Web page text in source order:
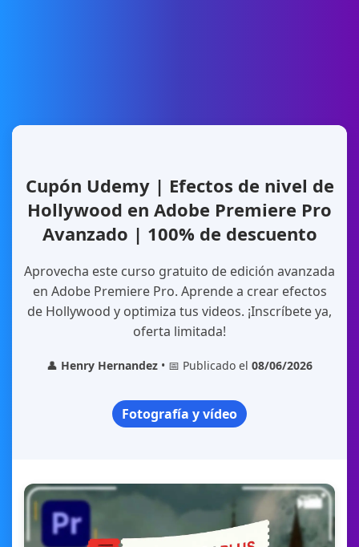
Cupón Udemy | Efectos de nivel de
Hollywood en Adobe Premiere Pro
Avanzado | 100% de descuento
Aprovecha este curso gratuito de edición avanzada
en Adobe Premiere Pro. Aprende a crear efectos
de Hollywood y optimiza tus videos. ¡Inscríbete ya,
oferta limitada!
👤 Henry Hernandez • 📅 Publicado el 08/06/2026
Fotografía y vídeo